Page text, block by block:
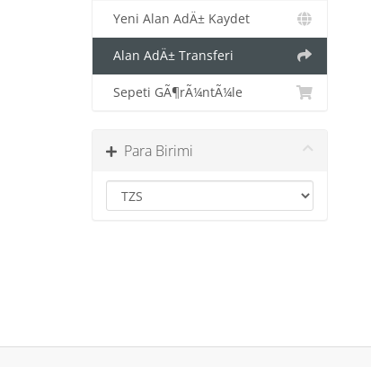
Yeni Alan AdÄ± Kaydet
Alan AdÄ± Transferi
Sepeti GÃ¶rÃ¼ntÃ¼le
Para Birimi